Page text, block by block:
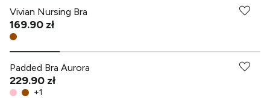
Vivian Nursing Bra
169.90 zł
Padded Bra Aurora
229.90 zł
+1